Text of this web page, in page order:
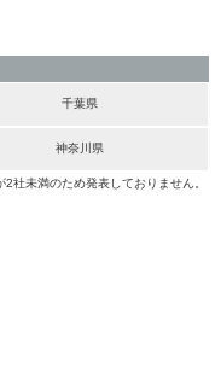
千葉県
神奈川県
社未満のため発表しておりません。